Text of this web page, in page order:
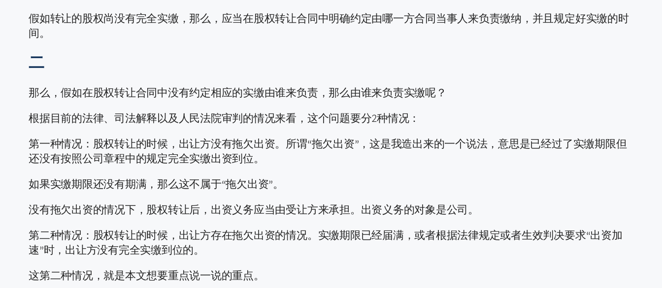
假如转让的股权尚没有完全实缴，那么，应当在股权转让合同中明确约定由哪一方合同当事人来负责缴纳，并且规定好实缴的时
间。
二
那么，假如在股权转让合同中没有约定相应的实缴由谁来负责，那么由谁来负责实缴呢？
根据目前的法律、司法解释以及人民法院审判的情况来看，这个问题要分2种情况：
第一种情况：股权转让的时候，出让方没有拖欠出资。所谓“拖欠出资”，这是我造出来的一个说法，意思是已经过了实缴期限但
还没有按照公司章程中的规定完全实缴出资到位。
如果实缴期限还没有期满，那么这不属于“拖欠出资”。
没有拖欠出资的情况下，股权转让后，出资义务应当由受让方来承担。出资义务的对象是公司。
第二种情况：股权转让的时候，出让方存在拖欠出资的情况。实缴期限已经届满，或者根据法律规定或者生效判决要求“出资加
速”时，出让方没有完全实缴到位的。
这第二种情况，就是本文想要重点说一说的重点。